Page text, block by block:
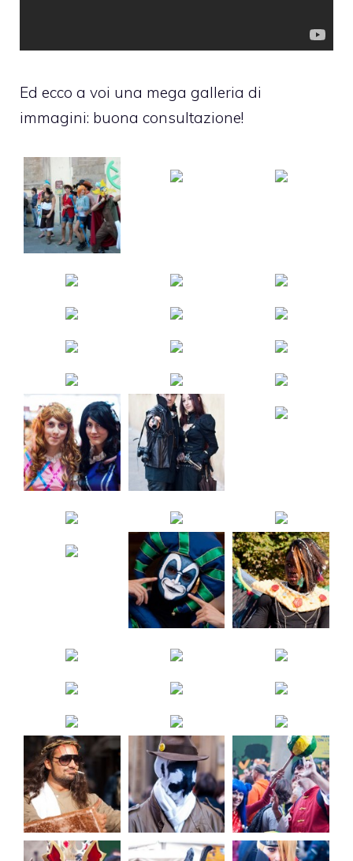
Ed ecco a voi una mega galleria di
immagini: buona consultazione!